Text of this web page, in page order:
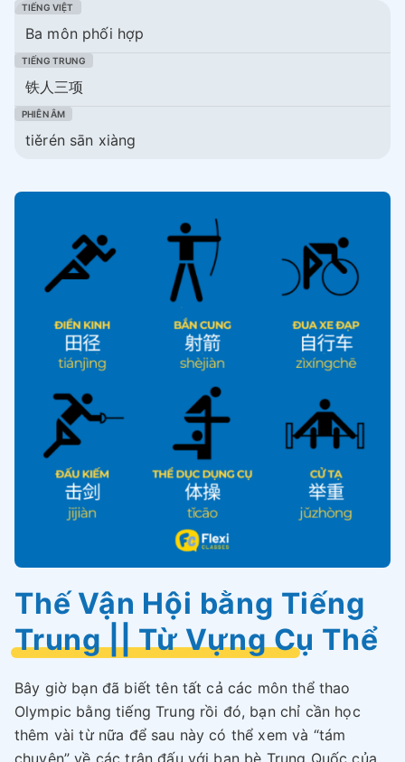
Ba môn phối hợp
铁人三项
tiěrén sān xiàng
Thế Vận Hội bằng Tiếng
Trung || Từ Vựng Cụ Thể
Bây giờ bạn đã biết tên tất cả các môn thể thao
Olympic bằng tiếng Trung rồi đó, bạn chỉ cần học
thêm vài từ nữa để sau này có thể xem và “tám